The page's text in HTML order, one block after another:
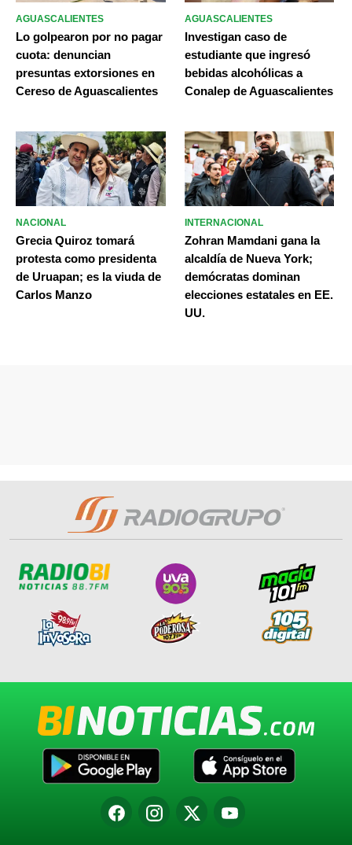
AGUASCALIENTES
Lo golpearon por no pagar
cuota: denuncian
presuntas extorsiones en
Cereso de Aguascalientes
AGUASCALIENTES
Investigan caso de
estudiante que ingresó
bebidas alcohólicas a
Conalep de Aguascalientes
NACIONAL
Grecia Quiroz tomará
protesta como presidenta
de Uruapan; es la viuda de
Carlos Manzo
INTERNACIONAL
Zohran Mamdani gana la
alcaldía de Nueva York;
demócratas dominan
elecciones estatales en EE.
UU.